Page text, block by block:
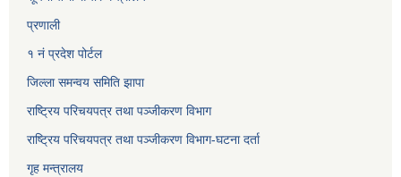
प्रणाली
१ नं प्रदेश पोर्टल
जिल्ला समन्वय समिति झापा
राष्ट्रिय परिचयपत्र तथा पञ्जीकरण विभाग
राष्ट्रिय परिचयपत्र तथा पञ्जीकरण विभाग-घटना दर्ता
गृह मन्त्रालय